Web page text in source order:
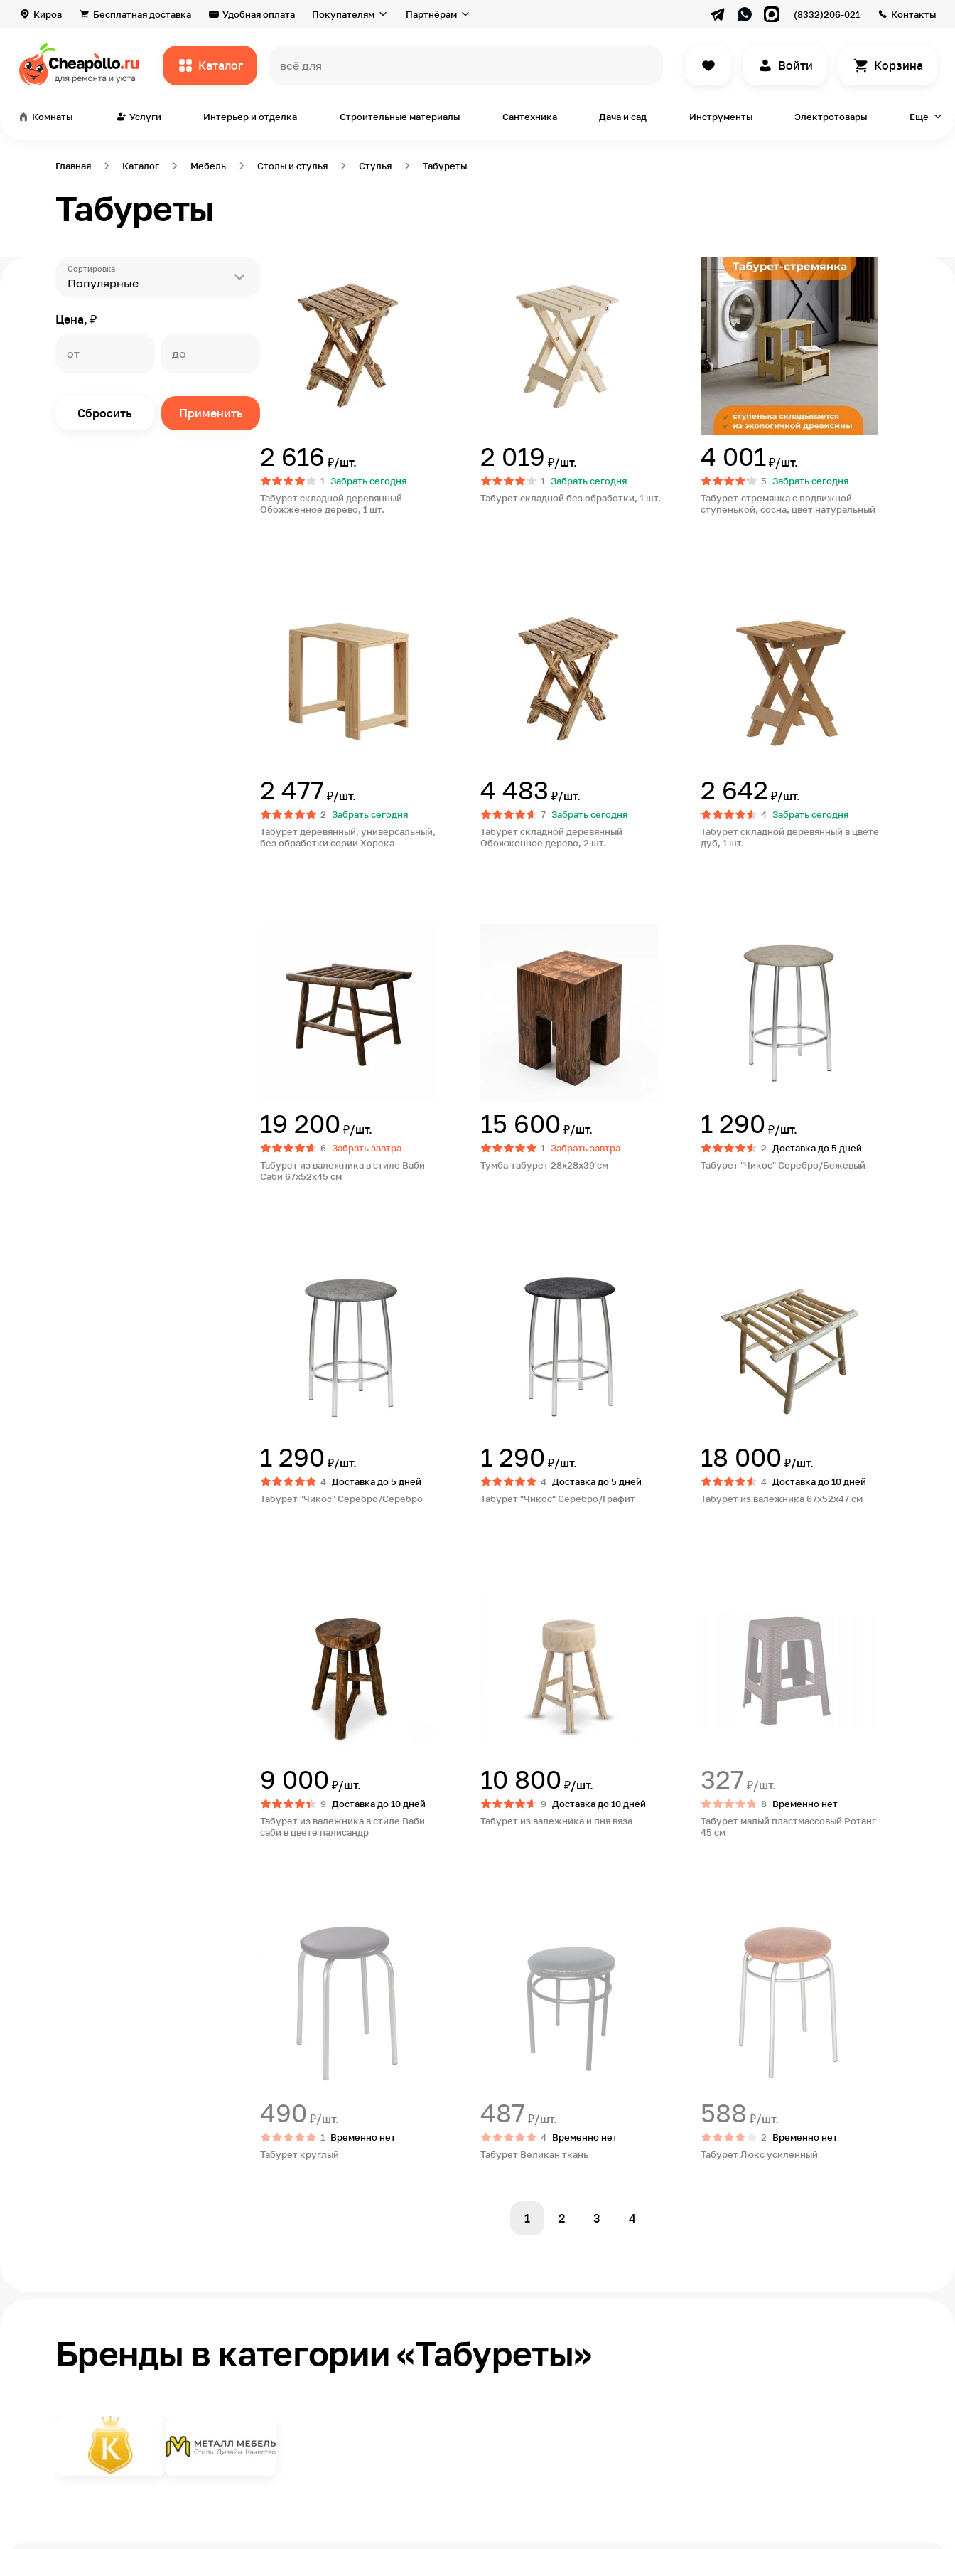
Киров Бесплатная доставка Удобная оплата Покупателям Партнёрам (8332)206-021 Контакты
Каталог всё для дома и р Войти Корзина
Комнаты Услуги Интерьер и отделка Строительные материалы Сантехника Дача и сад Инструменты Электротовары Еще
Главная Каталог Мебель Столы и стулья Стулья Табуреты
Табуреты
Сортировка
Популярные
Цена, ₽
Сбросить Применить
2 616 ₽/шт.
1 Забрать сегодня
Табурет складной деревянный
Обожженное дерево, 1 шт.
2 019 ₽/шт.
1 Забрать сегодня
Табурет складной без обработки, 1 шт.
4 001 ₽/шт.
5 Забрать сегодня
Табурет-стремянка с подвижной
ступенькой, сосна, цвет натуральный
2 477 ₽/шт.
2 Забрать сегодня
Табурет деревянный, универсальный,
без обработки серии Хорека
4 483 ₽/шт.
7 Забрать сегодня
Табурет складной деревянный
Обожженное дерево, 2 шт.
2 642 ₽/шт.
4 Забрать сегодня
Табурет складной деревянный в цвете
дуб, 1 шт.
19 200 ₽/шт.
6 Забрать завтра
Табурет из валежника в стиле Ваби
Саби 67х52х45 см
15 600 ₽/шт.
1 Забрать завтра
Тумба-табурет 28х28х39 см
1 290 ₽/шт.
2
Доставка до 5 дней
Табурет "Чикос" Серебро/Бежевый
1 290 ₽/шт.
4 Доставка до 5 дней
Табурет "Чикос" Серебро/Серебро
1 290 ₽/шт.
4 Доставка до 5 дней
Табурет "Чикос" Серебро/Графит
18 000 ₽/шт.
4 Доставка до 10 дней
Табурет из валежника 67х52х47 см
9 000 ₽/шт.
9 Доставка до 10 дней
Табурет из валежника в стиле Ваби
саби в цвете палисандр
10 800 ₽/шт.
9 Доставка до 10 дней
Табурет из валежника и пня вяза
327 ₽/шт.
8 Временно нет
Табурет малый пластмассовый Ротанг
45 см
490 ₽/шт.
1
Временно нет
Табурет круглый
487 ₽/шт.
4 Временно нет
Табурет Великан ткань
588 ₽/шт.
2
Временно нет
Табурет Люкс усиленный
1 2 3 4
Бренды в категории «Табуреты»